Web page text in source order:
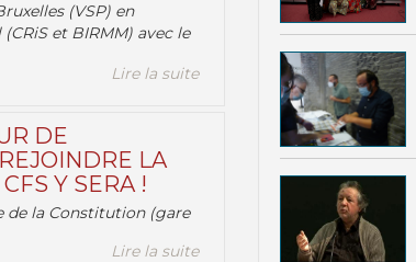
(VSP) en
et BIRMM) avec le
Lire la suite
DE
LA
Y SERA !
de la Constitution (gare
Lire la suite